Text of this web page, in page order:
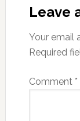
Leave
Your email
Required
Comment *